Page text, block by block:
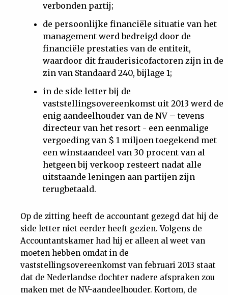
verbonden partij;
de persoonlijke financiële situatie van het
management werd bedreigd door de
financiële prestaties van de entiteit,
waardoor dit frauderisicofactoren zijn in de
zin van Standaard 240, bijlage 1;
in de side letter bij de
vaststellingsovereenkomst uit 2013 werd de
enig aandeelhouder van de NV – tevens
directeur van het resort - een eenmalige
vergoeding van $ 1 miljoen toegekend met
een winstaandeel van 30 procent van al
hetgeen bij verkoop resteert nadat alle
uitstaande leningen aan partijen zijn
terugbetaald.
Op de zitting heeft de accountant gezegd dat hij de
side letter niet eerder heeft gezien. Volgens de
Accountantskamer had hij er alleen al weet van
moeten hebben omdat in de
vaststellingsovereenkomst van februari 2013 staat
dat de Nederlandse dochter nadere afspraken zou
maken met de NV-aandeelhouder. Kortom, de